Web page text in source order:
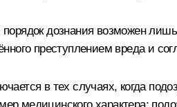
дознания возможен
преступлением вреда и
в тех случаях, когда
медицинского характера;